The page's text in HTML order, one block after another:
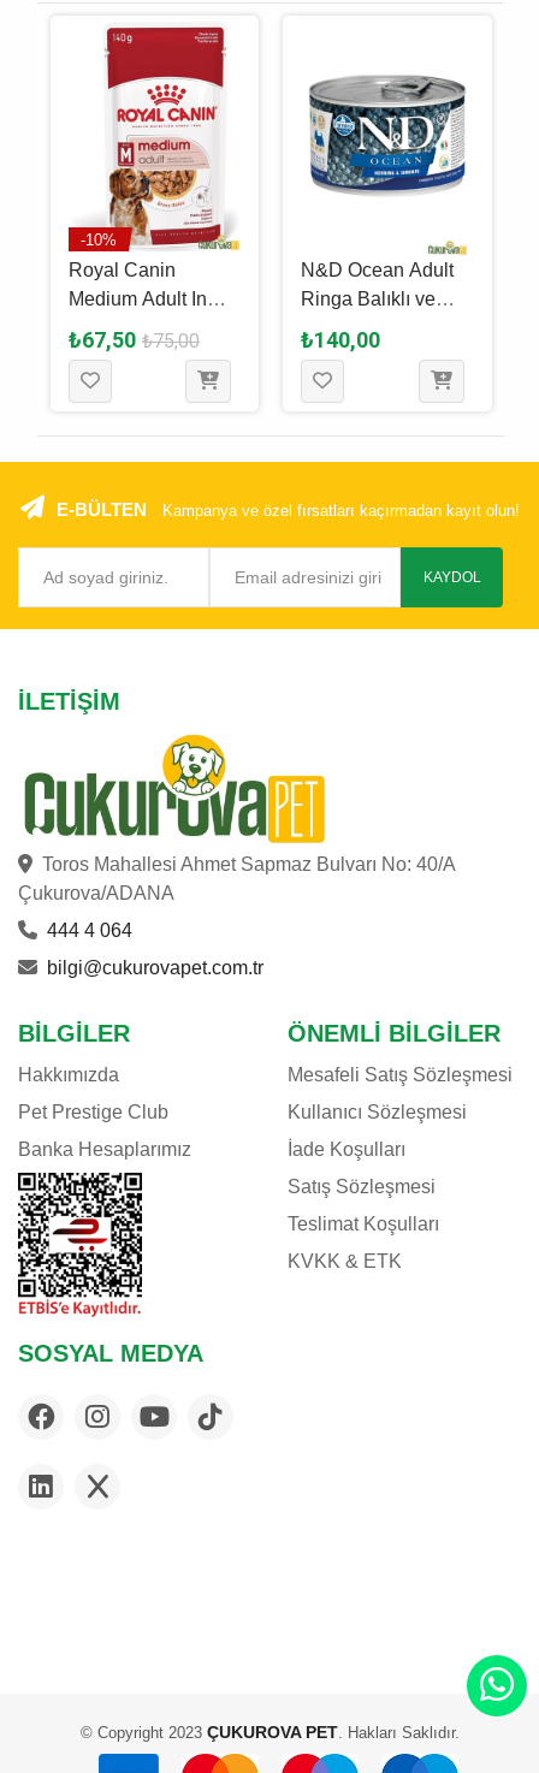
-10%
Royal Canin
Medium Adult In
Gravy Yeti̇şki̇n
Köpek Yaş Maması
140 Gr
₺67,50 ₺75,00
N&D Ocean Adult
Ringa Balıklı ve
Karidesli Yetişkin
Köpek Yaş Maması
140 Gr
₺140,00
E-BÜLTEN Kampanya ve özel fırsatları kaçırmadan kayıt olun!
KAYDOL
İLETIŞIM
Toros Mahallesi Ahmet Sapmaz Bulvarı No: 40/A
Çukurova/ADANA
444 4 064
bilgi@cukurovapet.com.tr
BILGILER
Hakkımızda
Pet Prestige Club
Banka Hesaplarımız
ÖNEMLI BILGILER
Mesafeli Satış Sözleşmesi
Kullanıcı Sözleşmesi
İade Koşulları
Satış Sözleşmesi
Teslimat Koşulları
KVKK & ETK
SOSYAL MEDYA
© Copyright 2023ÇUKUROVA PET. Hakları Saklıdır.